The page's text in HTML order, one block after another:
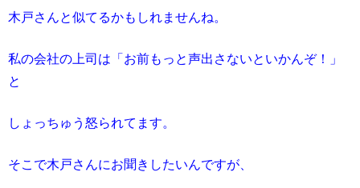
木戸さんと似てるかもしれませんね。
私の会社の上司は「お前もっと声出さないといかんぞ！」
と
しょっちゅう怒られてます。
そこで木戸さんにお聞きしたいんですが、